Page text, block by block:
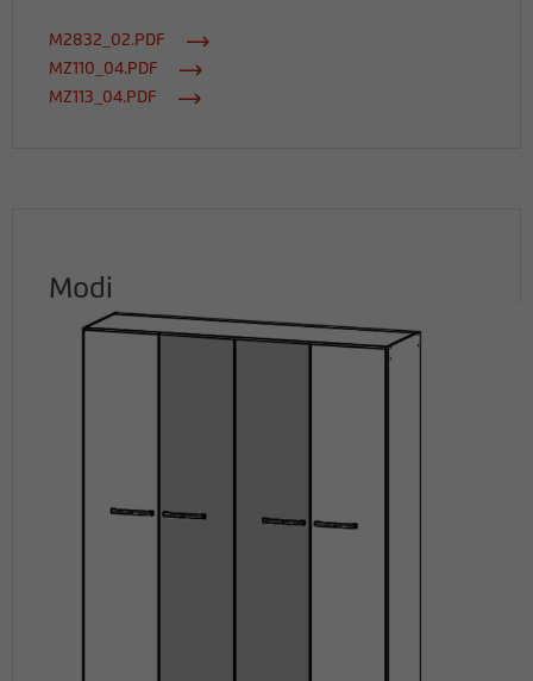
M2832_02.PDF
MZ110_04.PDF
MZ113_04.PDF
Modi